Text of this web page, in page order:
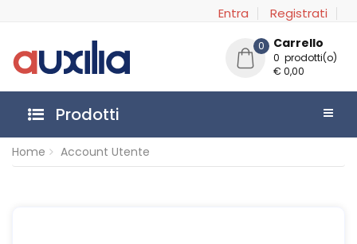
Entra Registrati
0 Carrello
0 prodotti(o)
€ 0,00
Prodotti
Home Account Utente